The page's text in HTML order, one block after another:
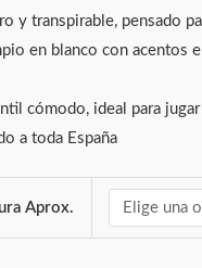
y transpirable, pensado
en blanco con acentos
cómodo, ideal para
a toda España
Aprox.